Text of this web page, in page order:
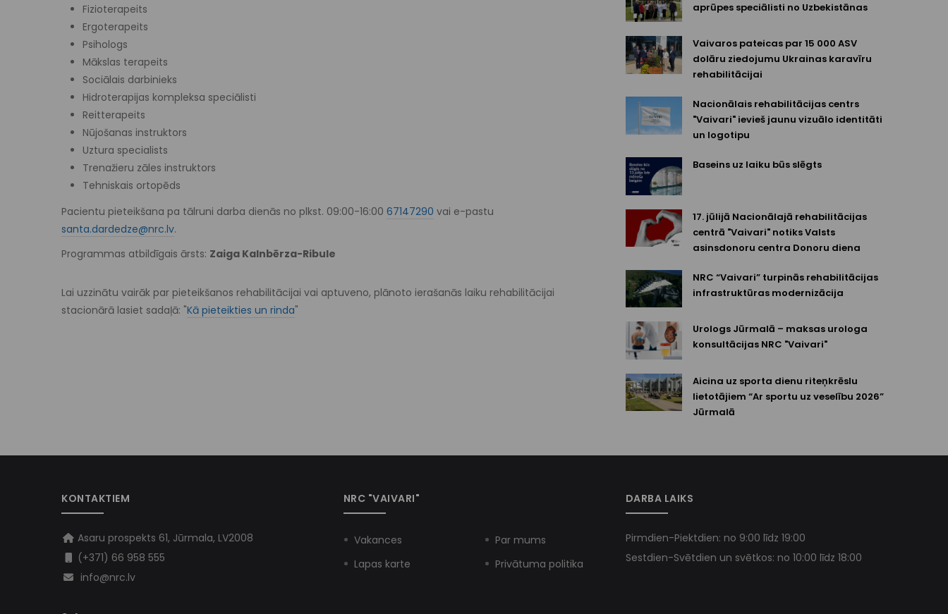
Fizioterapeits
Ergoterapeits
Psihologs
Mākslas terapeits
Sociālais darbinieks
Hidroterapijas kompleksa speciālisti
Reitterapeits
Nūjošanas instruktors
Uztura specialists
Trenažieru zāles instruktors
Tehniskais ortopēds
Pacientu pieteikšana pa tālruni darba dienās no plkst. 09:00-16:00 67147290 vai e-pastu
santa.dardedze@nrc.lv.
Programmas atbildīgais ārsts: Zaiga Kalnbērza-Ribule
Lai uzzinātu vairāk par pieteikšanos rehabilitācijai vai aptuveno, plānoto ierašanās laiku rehabilitācijai
stacionārā lasiet sadaļā: "Kā pieteikties un rinda"
aprūpes speciālisti no Uzbekistānas
Vaivaros pateicas par 15 000 ASV
dolāru ziedojumu Ukrainas karavīru
rehabilitācijai
Nacionālais rehabilitācijas centrs
"Vaivari" ievieš jaunu vizuālo identitāti
un logotipu
Baseins uz laiku būs slēgts
17. jūlijā Nacionālajā rehabilitācijas
centrā "Vaivari" notiks Valsts
asinsdonoru centra Donoru diena
NRC “Vaivari” turpinās rehabilitācijas
infrastruktūras modernizācija
Urologs Jūrmalā – maksas urologa
konsultācijas NRC "Vaivari"
Aicina uz sporta dienu riteņkrēslu
lietotājiem “Ar sportu uz veselību 2026”
Jūrmalā
KONTAKTIEM
Asaru prospekts 61, Jūrmala, LV2008
(+371) 66 958 555
info@nrc.lv
NRC "VAIVARI"
Vakances
Lapas karte
Par mums
Privātuma politika
DARBA LAIKS
Pirmdien-Piektdien: no 9:00 līdz 19:00
Sestdien-Svētdien un svētkos: no 10:00 līdz 18:00